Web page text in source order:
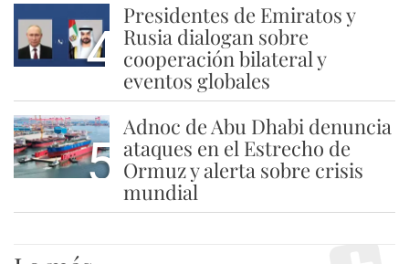
4
Presidentes de Emiratos y
Rusia dialogan sobre
cooperación bilateral y
eventos globales
5
Adnoc de Abu Dhabi denuncia
ataques en el Estrecho de
Ormuz y alerta sobre crisis
mundial